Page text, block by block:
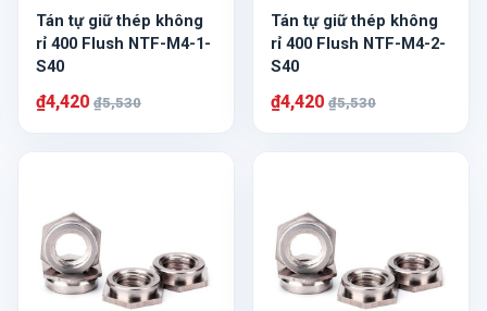
Tán tự giữ thép không
rỉ 400 Flush NTF-M4-1-
S40
₫4,420 ₫5,530
Tán tự giữ thép không
rỉ 400 Flush NTF-M4-2-
S40
₫4,420 ₫5,530